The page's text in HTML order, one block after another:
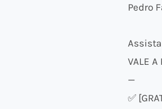
Pedro
Assista
VALE
—
✅